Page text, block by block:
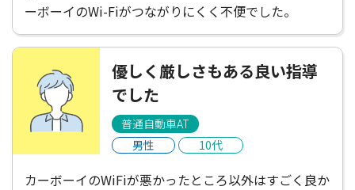
ーボーイのWi-Fiがつながりにくく不便でした。
優しく厳しさもある良い指導
でした
普通自動車AT
男性
10代
カーボーイのWiFiが悪かったところ以外はすごく良か